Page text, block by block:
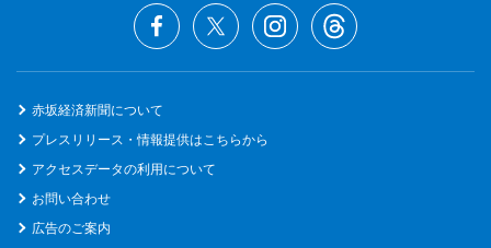
赤坂経済新聞について
プレスリリース・情報提供はこちらから
アクセスデータの利用について
お問い合わせ
広告のご案内